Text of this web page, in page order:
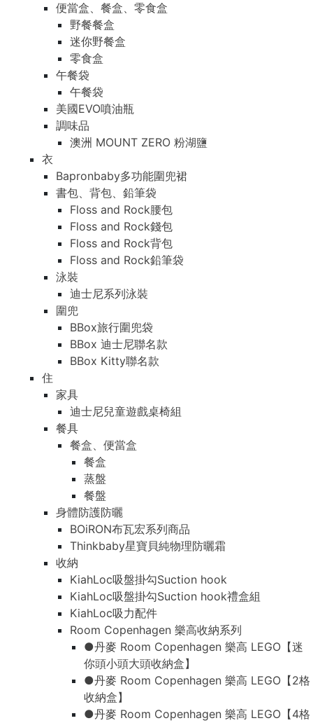
便當盒、餐盒、零食盒
野餐餐盒
迷你野餐盒
零食盒
午餐袋
午餐袋
美國EVO噴油瓶
調味品
澳洲 MOUNT ZERO 粉湖鹽
衣
Bapronbaby多功能圍兜裙
書包、背包、鉛筆袋
Floss and Rock腰包
Floss and Rock錢包
Floss and Rock背包
Floss and Rock鉛筆袋
泳裝
迪士尼系列泳裝
圍兜
BBox旅行圍兜袋
BBox 迪士尼聯名款
BBox Kitty聯名款
住
家具
迪士尼兒童遊戲桌椅組
餐具
餐盒、便當盒
餐盒
蒸盤
餐盤
身體防護防曬
BOiRON布瓦宏系列商品
Thinkbaby星寶貝純物理防曬霜
收納
KiahLoc吸盤掛勾Suction hook
KiahLoc吸盤掛勾Suction hook禮盒組
KiahLoc吸力配件
Room Copenhagen 樂高收納系列
●丹麥 Room Copenhagen 樂高 LEGO【迷
你頭小頭大頭收納盒】
●丹麥 Room Copenhagen 樂高 LEGO【2格
收納盒】
●丹麥 Room Copenhagen 樂高 LEGO【4格